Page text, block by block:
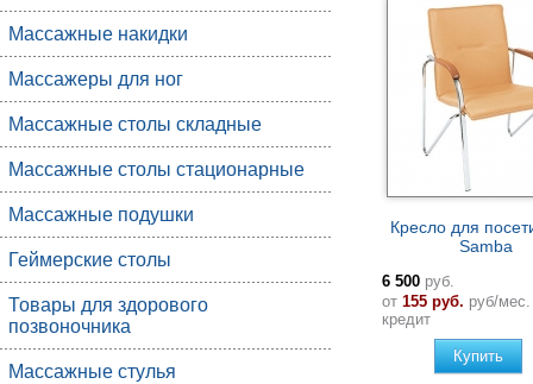
Массажные накидки
Массажеры для ног
Массажные столы складные
Массажные столы стационарные
Массажные подушки
Геймерские столы
Товары для здорового
позвоночника
Массажные стулья
Кресло для
Samba
6 500 руб.
от 155 руб. руб/
кредит
Купить